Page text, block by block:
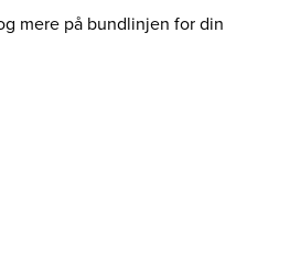
mere på bundlinjen for din